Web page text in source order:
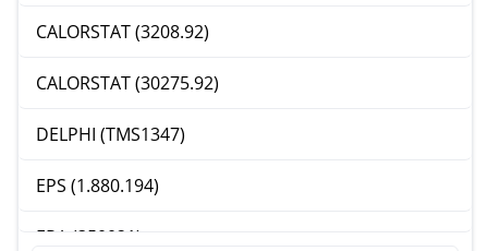
CALORSTAT (3208.92)
CALORSTAT (30275.92)
DELPHI (TMS1347)
EPS (1.880.194)
ERA (350021)